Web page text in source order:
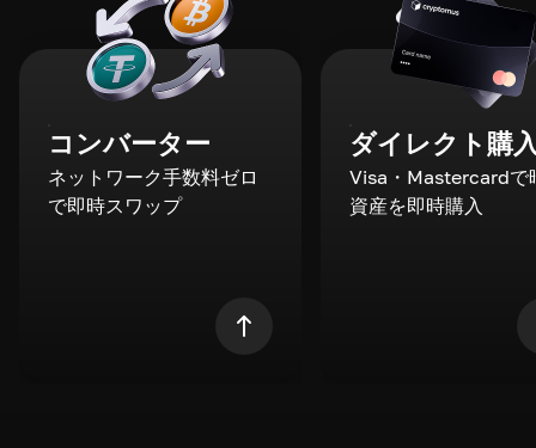
コンバーター
ネットワーク手数料ゼロ
で即時スワップ
ダイレクト購
Visa・Mastercardで
資産を即時購入